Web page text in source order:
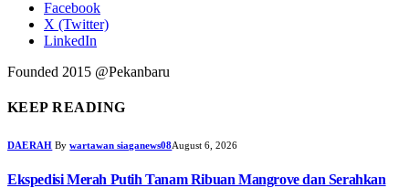
Facebook
X (Twitter)
LinkedIn
Founded 2015 @Pekanbaru
KEEP READING
DAERAH By wartawan siaganews08August 6, 2026
Ekspedisi Merah Putih Tanam Ribuan Mangrove dan Serahkan